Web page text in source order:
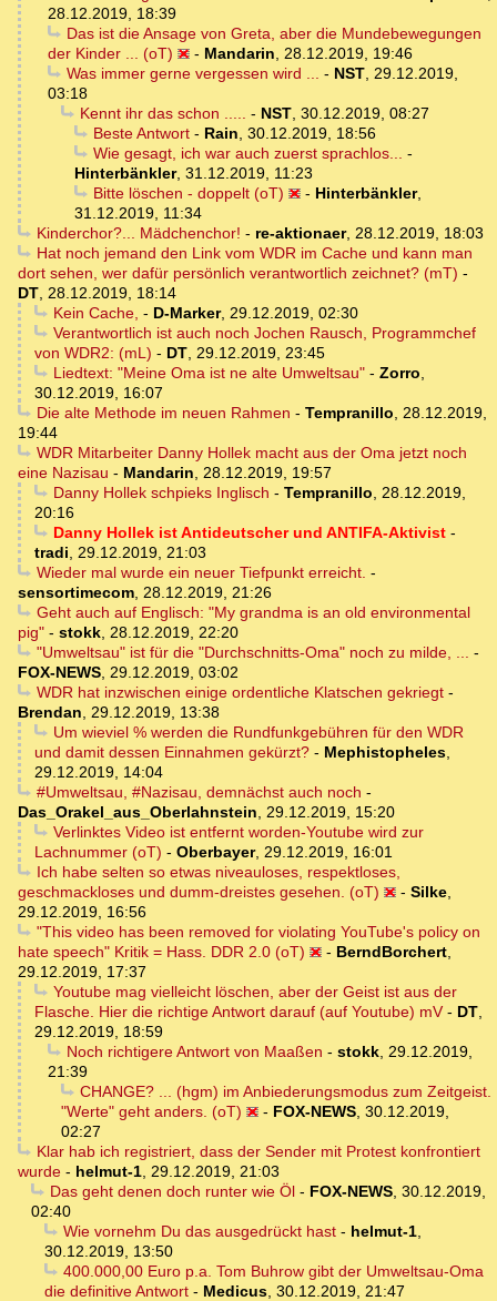
28.12.2019, 18:39
Das ist die Ansage von Greta, aber die Mundebewegungen
der Kinder ... (oT)
- Mandarin
28.12.2019, 19:46
Was immer gerne vergessen wird ...
- NST, 29.12.2019,
03:18
Kennt ihr das schon .....
- NST, 30.12.2019, 08:27
Beste Antwort- Rain 30.12.2019, 18:56
Wie gesagt, ich war auch zuerst sprachlos...
-
Hinterbänkler, 31.12.2019, 11:23
Bitte löschen - doppelt (oT)
- Hinterbänkler,
31.12.2019, 11:34
Kinderchor?... Mädchenchor! - re-aktionaer, 28.12.2019, 18:03
Hat noch jemand den Link vom WDR im Cache und kann man
dort sehen, wer dafür persönlich verantwortlich zeichnet? (mT) -
DT 28.12.2019, 18:14
Kein Cache, - D-Marker, 29.12.2019, 02:30
Verantwortlich ist auch noch Jochen Rausch, Programmchef
von WDR2: (mL) - DT 29.12.2019, 23:45
Liedtext: "Meine Oma ist ne alte Umweltsau"- Zorro
30.12.2019, 16:07
Die alte Methode im neuen Rahmen - Tempranillo
28.12.2019,
19:44
WDR Mitarbeiter Danny Hollek macht aus der Oma jetzt noch
eine Nazisau - Mandarin
28.12.2019, 19:57
Danny Hollek schpieks Inglisch - Tempranillo
28.12.2019,
20:16
Danny Hollek ist Antideutscher und ANTIFA-Aktivist-
tradi
29.12.2019, 21:03
Wieder mal wurde ein neuer Tiefpunkt erreicht. -
sensortimecom 28.12.2019, 21:26
Geht auch auf Englisch: "My grandma is an old environmental
pig" - stokk 28.12.2019, 22:20
"Umweltsau" ist für die "Durchschnitts-Oma" noch zu milde, ...
-
FOX-NEWS 29.12.2019, 03:02
WDR hat inzwischen einige ordentliche Klatschen gekriegt-
Brendan
29.12.2019, 13:38
Um wieviel % werden die Rundfunkgebühren für den WDR
und damit dessen Einnahmen gekürzt? - Mephistopheles
29.12.2019, 14:04
#Umweltsau, #Nazisau, demnächst auch noch -
Das_Orakel_aus_Oberlahnstein
29.12.2019, 15:20
Verlinktes Video ist entfernt worden-Youtube wird zur
Lachnummer (oT) - Oberbayer, 29.12.2019, 16:01
Ich habe selten so etwas niveauloses, respektloses,
geschmackloses und dumm-dreistes gesehen. (oT)
- Silke
29.12.2019, 16:56
"This video has been removed for violating YouTube's policy on
hate speech" Kritik = Hass. DDR 2.0 (oT)
- BerndBorchert
29.12.2019, 17:37
Youtube mag vielleicht löschen, aber der Geist ist aus der
Flasche. Hier die richtige Antwort darauf (auf Youtube) mV- DT
29.12.2019, 18:59
Noch richtigere Antwort von Maaßen - stokk, 29.12.2019,
21:39
CHANGE? ... (hgm) im Anbiederungsmodus zum Zeitgeist.
"Werte" geht anders. (oT)
- FOX-NEWS 30.12.2019,
02:27
Klar hab ich registriert, dass der Sender mit Protest konfrontiert
wurde - helmut-1 29.12.2019, 21:03
Das geht denen doch runter wie Öl- FOX-NEWS, 30.12.2019,
02:40
Wie vornehm Du das ausgedrückt hast- helmut-1,
30.12.2019, 13:50
400.000,00 Euro p.a. Tom Buhrow gibt der Umweltsau-Oma
die definitive Antwort - Medicus 30.12.2019, 21:47